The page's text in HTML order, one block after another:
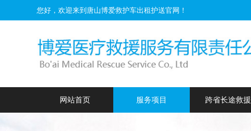
您好，欢迎来到唐山博爱救护车出租护送官网！
网站首页 服务项目 跨省长途救援